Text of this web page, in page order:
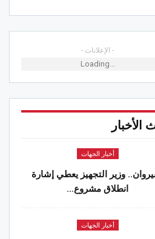
- الإعلانات -
Loading...
الأخبار
أخبار الجهات
وزير التجهيز يعطي إشارة
انطلاق مشروع…
أخبار الجهات